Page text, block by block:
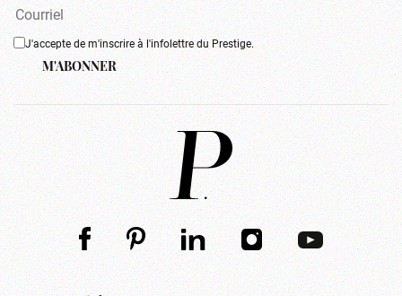
J'accepte de m'inscrire à l'infolettre du Prestige.
M'ABONNER